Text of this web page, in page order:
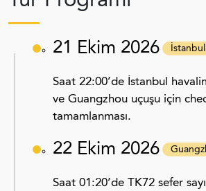
21 Ekim 2026
Saat 22:00’de İstanbul
ve Guangzhou uçuşu için
tamamlanması.
22 Ekim 2026
Saat 01:20’de TK72 sefer